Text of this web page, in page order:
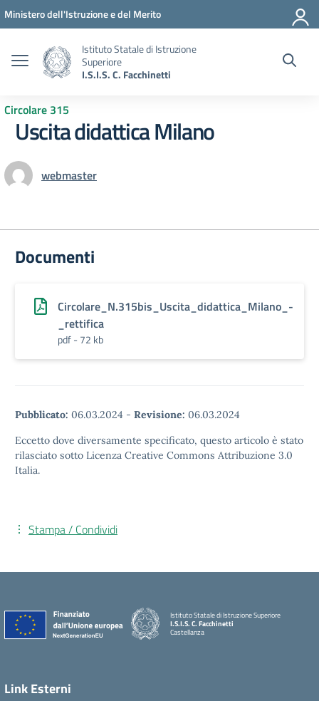
Vai ai contenuti
Vai al menu di navigazione
Vai al footer
Ministero dell'Istruzione e del Merito
Istituto Statale di Istruzione
Superiore
I.S.I.S. C. Facchinetti
Circolare 315
Uscita didattica Milano
webmaster
Documenti
Circolare_N.315bis_Uscita_didattica_Milano_-
_rettifica
pdf - 72 kb
Pubblicato: 06.03.2024 - Revisione: 06.03.2024
Eccetto dove diversamente specificato, questo articolo è stato
rilasciato sotto Licenza Creative Commons Attribuzione 3.0
Italia.
Stampa / Condividi
Istituto Statale di Istruzione Superiore
I.S.I.S. C. Facchinetti
Castellanza
Link Esterni